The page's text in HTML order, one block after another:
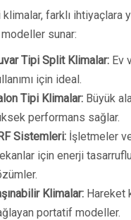
klimalar, farklı ihtiyaçlara
sunar:
Tipi Split Klimalar: Ev
için ideal.
Tipi Klimalar: Büyük
performans sağlar.
Sistemleri: İşletmeler
için enerji tasarruflu
Klimalar: Hareket
portatif modeller.